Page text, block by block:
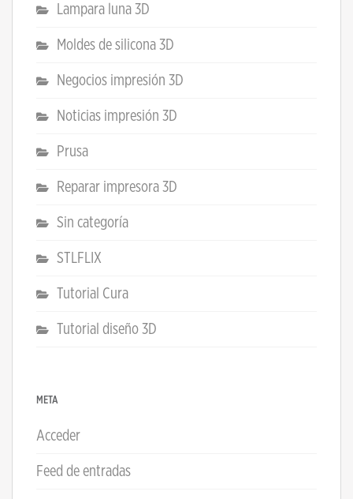
Lampara luna 3D
Moldes de silicona 3D
Negocios impresión 3D
Noticias impresión 3D
Prusa
Reparar impresora 3D
Sin categoría
STLFLIX
Tutorial Cura
Tutorial diseño 3D
META
Acceder
Feed de entradas